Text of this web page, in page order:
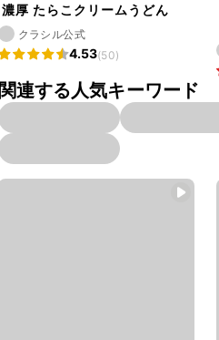
濃厚 たらこクリームうどん
クラシル公式
4.53(50)
関連する人気キーワード